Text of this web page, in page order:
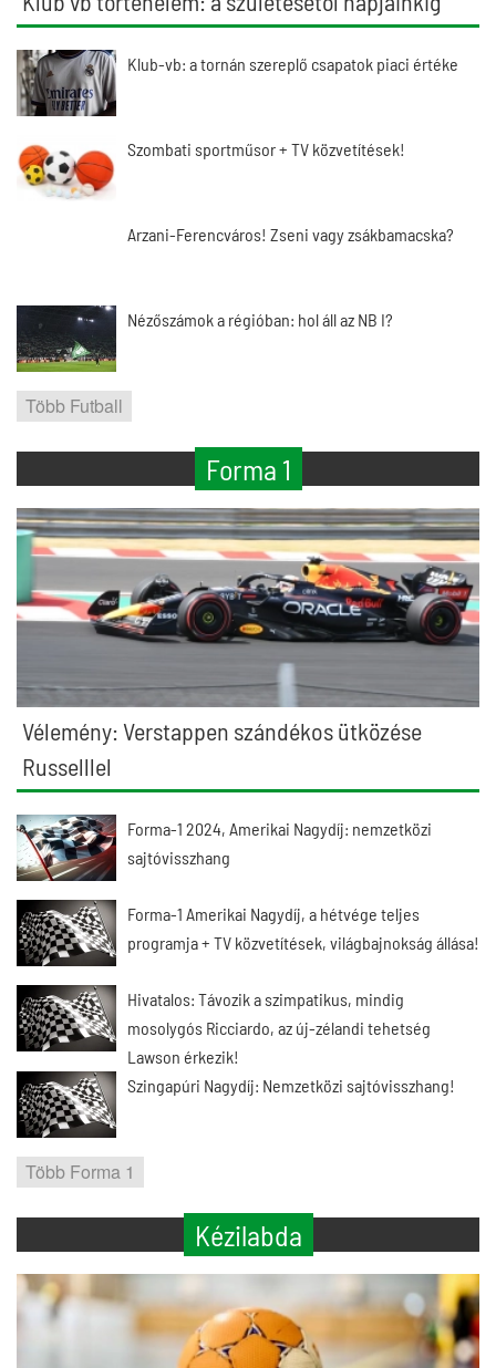
Klub-vb: a tornán szereplő csapatok piaci értéke
Szombati sportműsor + TV közvetítések!
Arzani-Ferencváros! Zseni vagy zsákbamacska?
Nézőszámok a régióban: hol áll az NB I?
Több Futball
Forma 1
Vélemény: Verstappen szándékos ütközése
Russelllel
Forma-1 2024, Amerikai Nagydíj: nemzetközi
sajtóvisszhang
Forma-1 Amerikai Nagydíj, a hétvége teljes
programja + TV közvetítések, világbajnokság állása!
Hivatalos: Távozik a szimpatikus, mindig
mosolygós Ricciardo, az új-zélandi tehetség
Lawson érkezik!
Szingapúri Nagydíj: Nemzetközi sajtóvisszhang!
Több Forma 1
Kézilabda